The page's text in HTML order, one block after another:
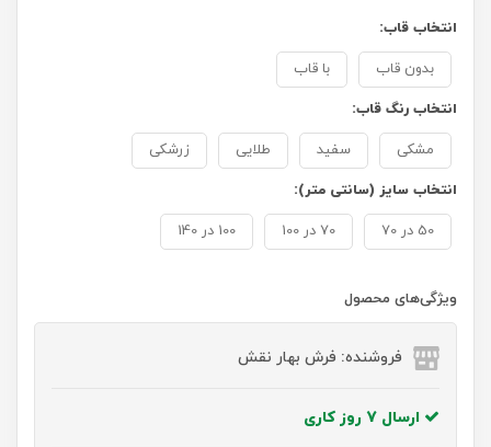
انتخاب قاب:
بدون قاب با قاب
انتخاب رنگ قاب:
مشکی سفید طلایی زرشکی
انتخاب سایز (سانتی متر):
50 در 70 70 در 100 100 در 140
ویژگی‌های محصول
فروشنده: فرش بهار نقش
ارسال 7 روز کاری